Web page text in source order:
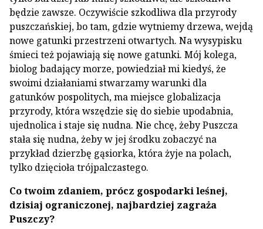
będzie zawsze. Oczywiście szkodliwa dla przyrody
puszczańskiej, bo tam, gdzie wytniemy drzewa, wejdą
nowe gatunki przestrzeni otwartych. Na wysypisku
śmieci też pojawiają się nowe gatunki. Mój kolega,
biolog badający morze, powiedział mi kiedyś, że
swoimi działaniami stwarzamy warunki dla
gatunków pospolitych, ma miejsce globalizacja
przyrody, która wszędzie się do siebie upodabnia,
ujednolica i staje się nudna. Nie chcę, żeby Puszcza
stała się nudna, żeby w jej środku zobaczyć na
przykład dzierzbę gąsiorka, która żyje na polach,
tylko dzięcioła trójpalczastego.
Co twoim zdaniem, prócz gospodarki leśnej,
dzisiaj ograniczonej, najbardziej zagraża
Puszczy?